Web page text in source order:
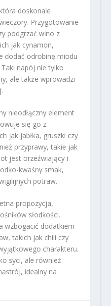
doskonale
Przygotowanie
podgrzać wino z
jak cynamon,
dodać odrobinę miodu
Taki napój nie tylko
ale także wprowadzi
nieodłączny element
się go z
jak jabłka, gruszki czy
przyprawy, takie jak
jest orzeźwiający i
kwaśny smak,
potraw.
propozycja,
słodkości.
wzbogacić dodatkiem
takich jak chili czy
charakteru.
syci, ale również
idealny na